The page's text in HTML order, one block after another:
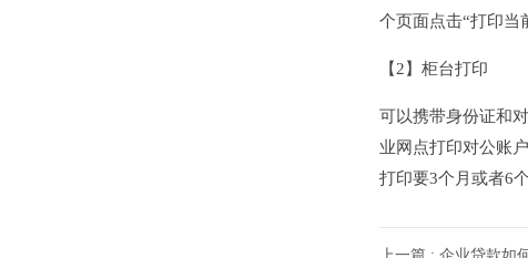
个页面点击“打印
【2】柜台打印
可以携带身份证和
业网点打印对公账
打印要3个月或者6